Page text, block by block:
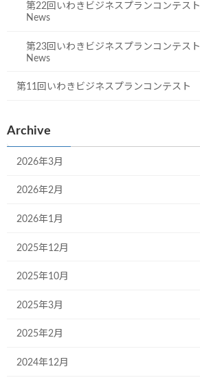
第22回いわきビジネスプランコンテスト
News
第23回いわきビジネスプランコンテスト
News
第11回いわきビジネスプランコンテスト
Archive
2026年3月
2026年2月
2026年1月
2025年12月
2025年10月
2025年3月
2025年2月
2024年12月